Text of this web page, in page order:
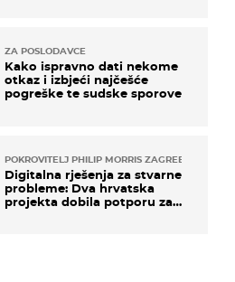
ZA POSLODAVCE
Kako ispravno dati nekome
otkaz i izbjeći najčešće
pogreške te sudske sporove
POKROVITELJ PHILIP MORRIS ZAGREB
Digitalna rješenja za stvarne
probleme: Dva hrvatska
projekta dobila potporu za